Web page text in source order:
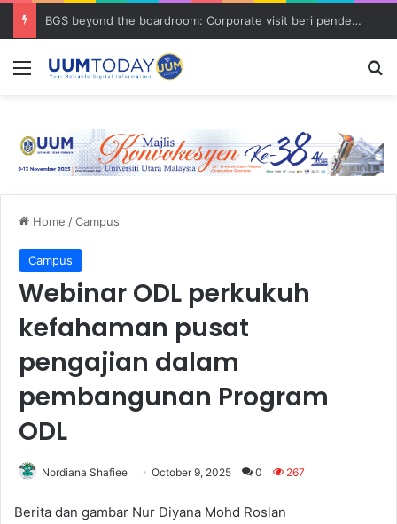
BGS beyond the boardroom: Corporate visit beri pendedahan dunia korporat kepada PELAJAR UUM
Menu
Home /Campus
Campus
Webinar ODL perkukuh
kefahaman pusat
pengajian dalam
pembangunan Program
ODL
Nordiana Shafiee October 9, 2025 0 267
Berita dan gambar Nur Diyana Mohd Roslan